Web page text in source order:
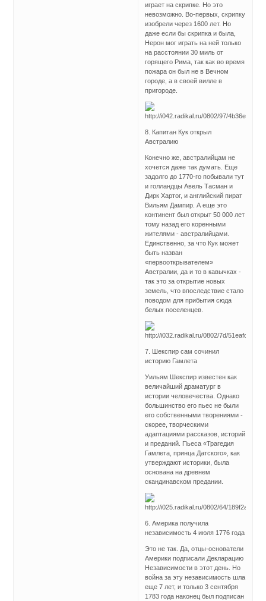
играет на скрипке. Но это
невозможно. Во-первых, скрипку
изобрели через 1600 лет. Но
даже если бы скрипка и была,
Нерон мог играть на ней только
на расстоянии 30 миль от
горящего Рима, так как во время
пожара он был не в Вечном
городе, а в своей вилле в
пригороде.
8. Капитан Кук открыл
Австралию
Конечно же, австралийцам не
хочется даже так думать. Еще
задолго до 1770-го побывали тут
и голландцы Авель Тасман и
Дирк Хартог, и английский пират
Вильям Дампир. А еще это
континент был открыт 50 000 лет
тому назад его коренными
жителями - австралийцами.
Единственно, за что Кук может
быть назван
«первооткрывателем»
Австралии, да и то в кавычках -
так это за открытие новых
земель, что впоследствие стало
поводом для прибытия сюда
белых поселенцев.
7. Шекспир сам сочинил
историю Гамлета
Уильям Шекспир известен как
величайший драматург в
истории человечества. Однако
большинство его пьес не были
его собственными творениями -
скорее, творческими
адаптациями рассказов, историй
и преданий. Пьеса «Трагедия
Гамлета, принца Датского», как
утверждают историки, была
основана на древнем
скандинавском предании.
6. Америка получила
независимость 4 июля 1776 года
Это не так. Да, отцы-основатели
Америки подписали Декларацию
Независимости в этот день. Но
война за эту независимость шла
еще 7 лет, и только 3 сентября
1783 года наконец был подписан